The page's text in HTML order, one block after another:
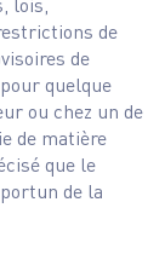
de
de
quelque
ou chez un de
de matière
que le
de la